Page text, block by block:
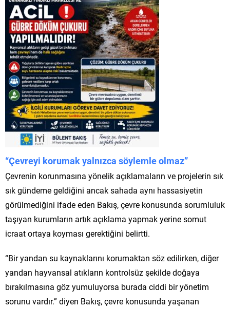
“Çevreyi korumak yalnızca söylemle olmaz”
Çevrenin korunmasına yönelik açıklamaların ve projelerin sık
sık gündeme geldiğini ancak sahada aynı hassasiyetin
görülmediğini ifade eden Bakış, çevre konusunda sorumluluk
taşıyan kurumların artık açıklama yapmak yerine somut
icraat ortaya koyması gerektiğini belirtti.
“Bir yandan su kaynaklarını korumaktan söz edilirken, diğer
yandan hayvansal atıkların kontrolsüz şekilde doğaya
bırakılmasına göz yumuluyorsa burada ciddi bir yönetim
sorunu vardır.” diyen Bakış, çevre konusunda yaşanan